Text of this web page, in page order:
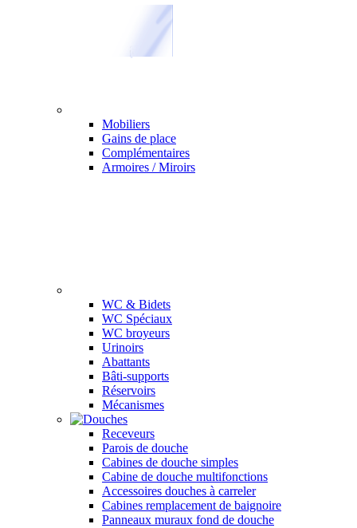
Mobiliers
Gains de place
Complémentaires
Armoires / Miroirs
WC & Bidets
WC Spéciaux
WC broyeurs
Urinoirs
Abattants
Bâti-supports
Réservoirs
Mécanismes
Receveurs
Parois de douche
Cabines de douche simples
Cabine de douche multifonctions
Accessoires douches à carreler
Cabines remplacement de baignoire
Panneaux muraux fond de douche